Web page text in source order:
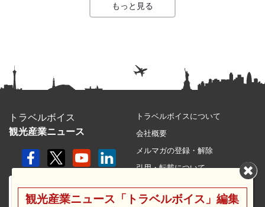
もっと見る
トラベルボイス
観光産業ニュース
トラベルボイスについて
会社概要
メルマガの登録・解除
引用・転載について
利用規約
観光産業ニュース「トラベルボイス」編集